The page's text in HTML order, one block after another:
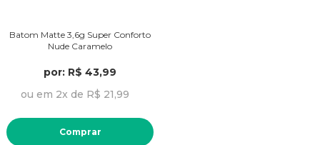
Batom Matte 3,6g Super Conforto
Nude Caramelo
por: R$ 43,99
ou em 2x de R$ 21,99
Comprar